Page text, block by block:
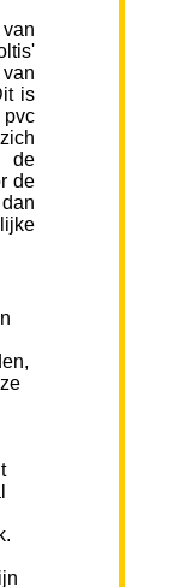
is
de
de